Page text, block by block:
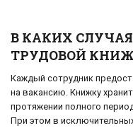
В КАКИХ
ТРУДОВОЙ
Каждый сотрудник
на вакансию. Книжку
протяжении полного
При этом в